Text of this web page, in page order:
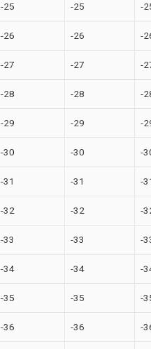
-25 -25 -
-26 -26 -
-27 -27 -
-28 -28 -
-29 -29 -
-30 -30 -
-31 -31 -
-32 -32 -
-33 -33 -
-34 -34 -
-35 -35 -
-36 -36 -